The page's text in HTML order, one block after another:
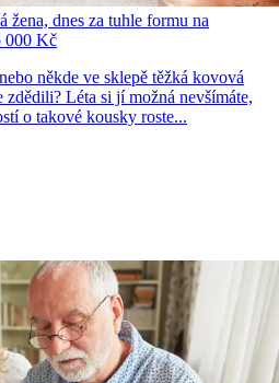
dnes za tuhle formu na
000 Kč
někde ve sklepě těžká kovová
Léta si jí možná nevšímáte,
o takové kousky roste...